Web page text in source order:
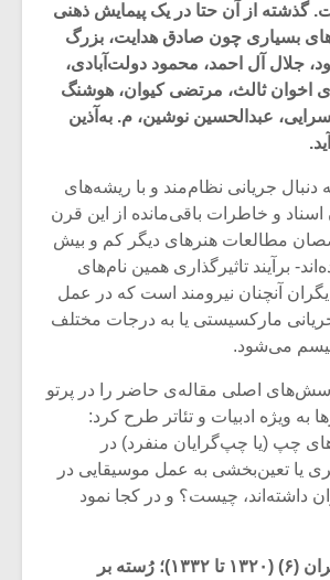
گذشته از آن حتا در یک پیمایش ذهنی
بسیاری چون صادق هدایت، بزرگ
جلال آل احمد، محمود دولت‌آبادی،
اخوان ثالث، مرتضی کیوان، هوشنگ
عبدالحسین نوشین، م. به‌آذین
دنبال جریانی نظام‌مند و با ریشه‌های
و خاطرات باقی‌مانده از این قرن
مطالعات هنرهای دیگر کم و بیش
برآیند تاثیرگذاری همین نام‌های
آنچنان نیرومند است که در عمل
جریانی مارکسیستی یا به درجات مختلف
می‌شود.
اصلی مقاله‌ی حاضر را در پرتو
به ویژه ادبیات و تئاتر طرح کرد:
چپ (یا چپ‌گرایان منفرد) در
یا تعین‌بخشی به عمل موسیقایی در
داشته‌اند، چیست؟ و در کجا نمود
تاثیر حزب توده ایران (۶) (۱۳۲۰ تا ۱۳۳۲)؛ رُسته بر